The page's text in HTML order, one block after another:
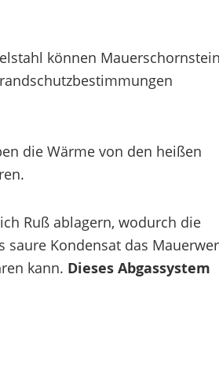
können
die Wärme von den heißen
Ruß ablagern, wodurch die
saure Kondensat das
kann. Dieses Abgassystem